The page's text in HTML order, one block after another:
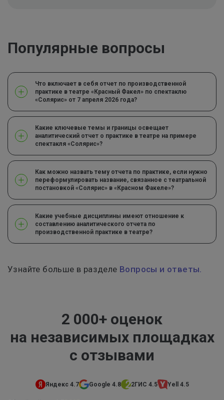
Популярные вопросы
Что включает в себя отчет по производственной
практике в театре «Красный Факел» по спектаклю
«Солярис» от 7 апреля 2026 года?
Какие ключевые темы и границы освещает
аналитический отчет о практике в театре на примере
спектакля «Солярис»?
Как можно назвать тему отчета по практике, если нужно
переформулировать название, связанное с театральной
постановкой «Солярис» в «Красном Факеле»?
Какие учебные дисциплины имеют отношение к
составлению аналитического отчета по
производственной практике в театре?
Узнайте больше в разделе Вопросы и ответы.
2 000+ оценок
на независимых площадках
с отзывами
Яндекс 4.7 Google 4.8 2ГИС 4.5 Yell 4.5